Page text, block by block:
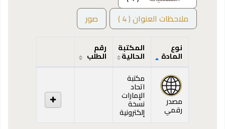
ملاحظات العنوان ( 4 )
صور
المقتنيات
نوع
المادة
المكتبة
الحالية
رقم
الطلب
مصدر
رقمي
مكتبة
اتحاد
الإمارات
نسخة
إلكترونية